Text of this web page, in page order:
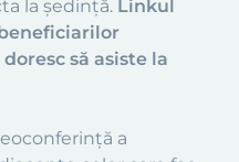
la ședință. Linkul
să asiste la
a